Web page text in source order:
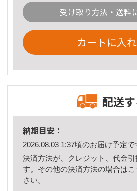
受け取り方法・送料
カートに入
配送
納期目安：
2026.08.03 1:37頃のお届け予定で
決済方法が、クレジット、代金引
す。その他の決済方法の場合はこ
さい。